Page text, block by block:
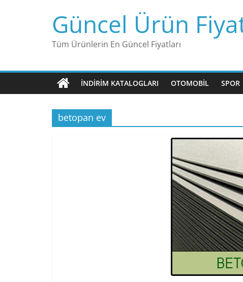
Güncel Ürün
Tüm Ürünlerin En Güncel Fiyatları
İNDIRIM KATALOGLARI OTOMOBIL SPOR
betopan ev